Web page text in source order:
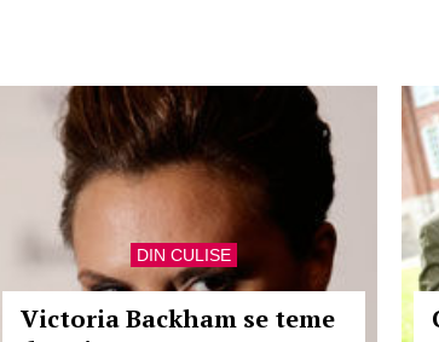
DIN CULISE
Victoria Backham se teme